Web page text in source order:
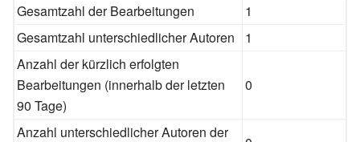
Gesamtzahl der Bearbeitungen
1
Gesamtzahl unterschiedlicher Autoren
1
Anzahl der kürzlich erfolgten
Bearbeitungen (innerhalb der letzten
90 Tage)
0
Anzahl unterschiedlicher Autoren der